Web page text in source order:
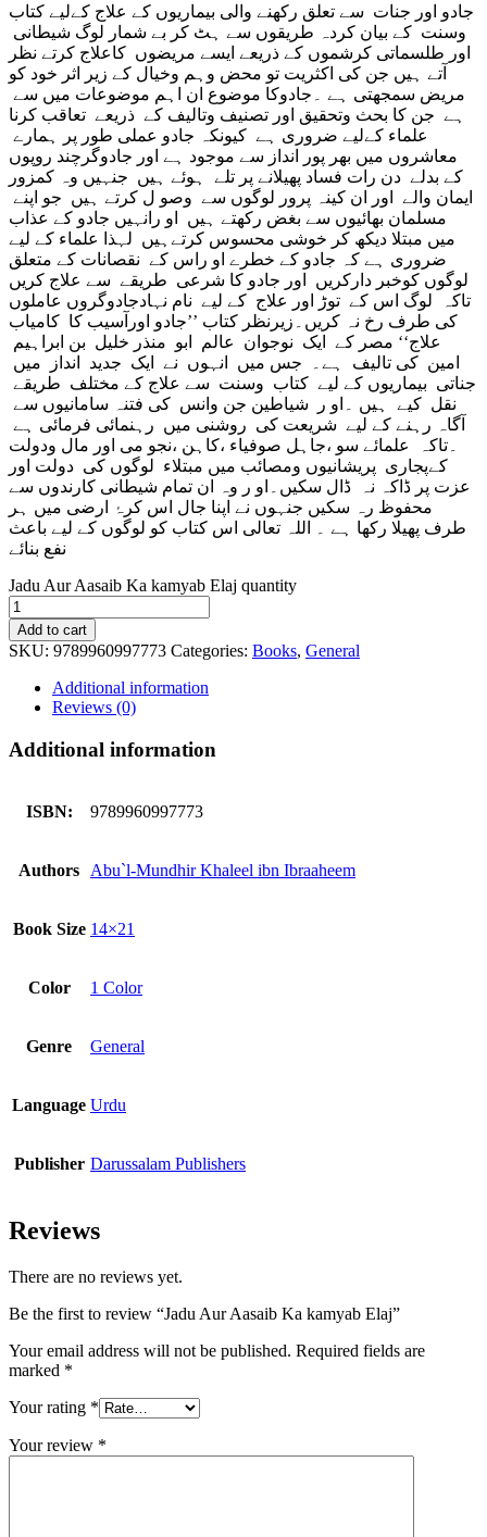
جادو اور جنات سے تعلق رکھنے والی بیماریوں کے علاج کےلیے کتاب
وسنت کے بیان کردہ طریقوں سے ہٹ کر بے شمار لوگ شیطانی
اور طلسماتی کرشموں کے ذریعے ایسے مریضوں کاعلاج کرتے نظر
آتے ہیں جن کی اکثریت تو محض وہم وخیال کے زیر اثر خود کو
مریض سمجھتی ہے ۔جادوکا موضوع ان اہم موضوعات میں سے
ہے جن کا بحث وتحقیق اور تصنیف وتالیف کے ذریعے تعاقب کرنا
علماء کےلیے ضروری ہے کیونکہ جادو عملی طور پر ہمارے
معاشروں میں بھر پور انداز سے موجود ہے اور جادوگرچند روپوں
کے بدلے دن رات فساد پھیلانے پر تلے ہوئے ہیں جنہیں وہ کمزور
ایمان والے اور ان کینہ پرور لوگوں سے وصو ل کرتے ہیں جو اپنے
مسلمان بھائیوں سے بغض رکھتے ہیں او رانہیں جادو کے عذاب
میں مبتلا دیکھ کر خوشی محسوس کرتےہیں لہذا علماء کے لیے
ضروری ہے کہ جادو کے خطرے او راس کے نقصانات کے متعلق
لوگوں کوخبر دارکریں اور جادو کا شرعی طریقے سے علاج کریں
تاکہ لوگ اس کے توڑ اور علاج کے لیے نام نہادجادوگروں عاملوں
کی طرف رخ نہ کریں۔زیرنظر کتاب ’’جادو اورآسیب کا کامیاب
علاج‘‘ مصر کے ایک نوجوان عالم ابو منذر خلیل بن ابراہیم
امین کی تالیف ہے۔ جس میں انہوں نے ایک جدید انداز میں
جناتی بیماریوں کے لیے کتاب وسنت سے علاج کے مختلف طریقے
نقل کیے ہیں ۔او ر شیاطین جن وانس کی فتنہ سامانیوں سے
آگاہ رہنے کے لیے شریعت کی روشنی میں رہنمائی فرمائی ہے
۔تاکہ علمائے سو ،جاہل صوفیاء ،کاہن ،نجو می اور مال ودولت
کےپجاری پریشانیوں ومصائب میں مبتلاء لوگوں کی دولت اور
عزت پر ڈاکہ نہ ڈال سکیں۔او ر وہ ان تمام شیطانی کارندوں سے
محفوظ رہ سکیں جنہوں نے اپنا جال اس کرۂ ارضی میں ہر
طرف پھیلا رکھا ہے ۔ اللہ تعالی اس کتاب کو لوگوں کے لیے باعث
نفع بنائے
Jadu Aur Aasaib Ka kamyab Elaj quantity
Add to cart
SKU: 9789960997773 Categories: Books, General
Additional information
Reviews (0)
Additional information
ISBN: 9789960997773
Authors Abu`l-Mundhir Khaleel ibn Ibraaheem
Book Size 14×21
Color 1 Color
Genre General
Language Urdu
Publisher Darussalam Publishers
Reviews
There are no reviews yet.
Be the first to review “Jadu Aur Aasaib Ka kamyab Elaj”
Your email address will not be published. Required fields are
marked *
Your rating *
Your review *